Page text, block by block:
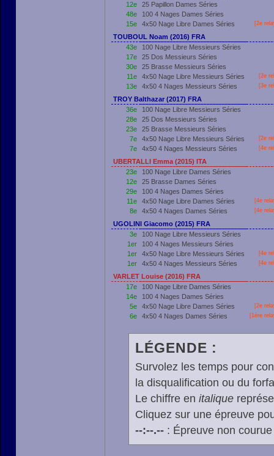
12e
25 Papillon Dames Séries
48e
100 4 Nages Dames Séries
15e
4x50 Nage Libre Dames Séries [2e
TOUBOUL Noam (2016) FRA
43e
100 Nage Libre Messieurs Séries
17e
25 Dos Messieurs Séries
30e
25 Brasse Messieurs Séries
11e
4x50 Nage Libre Messieurs Séries [2e
13e 4x50 4 Nages Messieurs Séries [3e
TROY Balthazar (2017) FRA
36e
100 Nage Libre Messieurs Séries
28e
25 Dos Messieurs Séries
23e
25 Brasse Messieurs Séries
7e
4x50 Nage Libre Messieurs Séries [2e
7e 4x50 4 Nages Messieurs Séries [4e
UBERTALLI Emma (2015) ITA
23e
100 Nage Libre Dames Séries
12e
25 Brasse Dames Séries
29e
100 4 Nages Dames Séries
11e
4x50 Nage Libre Dames Séries [4e
8e 4x50 4 Nages Dames Séries [4e
UGOLINI Giacomo (2015) FRA
3e
100 Nage Libre Messieurs Séries
1er
100 4 Nages Messieurs Séries
1er
4x50 Nage Libre Messieurs Séries [4e
1er 4x50 4 Nages Messieurs Séries [4e
VARLET Louise (2016) FRA
17e
100 Nage Libre Dames Séries
14e
100 4 Nages Dames Séries
5e
4x50 Nage Libre Dames Séries [2e
6e 4x50 4 Nages Dames Séries [1ère
LÉGENDE :
Survolez les temps pour
la disqualification ou du
Le chiffre en italique
Cliquez sur une épreuve
--:--.--: Épreuve non